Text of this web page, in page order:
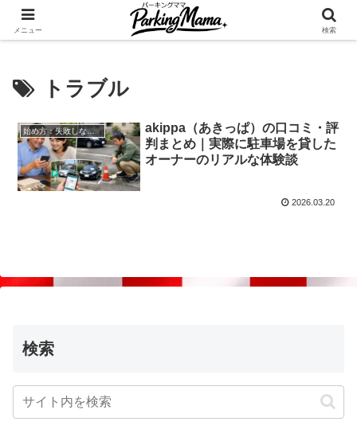
✨空き家・自宅の駐車場を貸してゆとりget🍵
トラブル
始め方：失敗しない自宅駐車場貸し出し
akippa（あきっぱ）の口コミ・評
判まとめ｜実際に駐車場を貸した
オーナーのリアルな体験談
2026.03.20
検索
メニュー 検索